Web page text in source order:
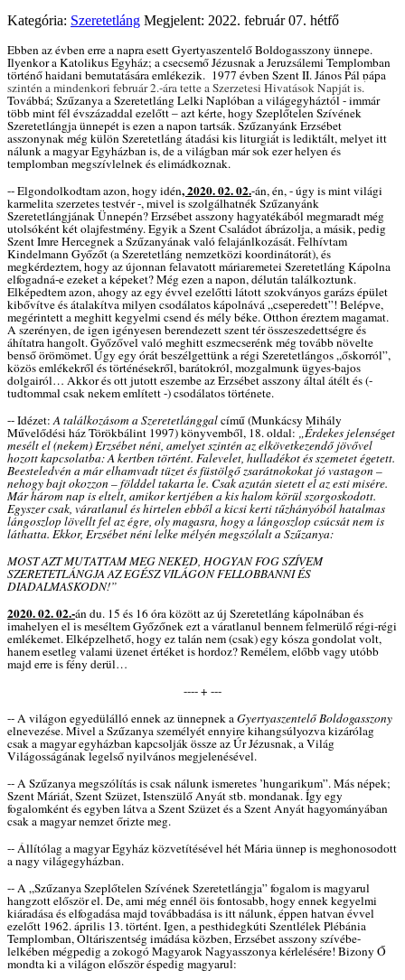
Kategória: Szeretetláng Megjelent: 2022. február 07. hétfő
Ebben az évben erre a napra esett Gyertyaszentelő Boldogasszony ünnepe.
Ilyenkor a Katolikus Egyház; a csecsemő Jézusnak a Jeruzsálemi Templomban
történő hajdani bemutatására emlékezik. 1977 évben Szent II. János Pál pápa
szintén a mindenkori február 2.-ára tette a Szerzetesi Hivatások Napját is.
Továbbá; Szűzanya a Szeretetláng Lelki Naplóban a világegyháztól - immár
több mint fél évszázaddal ezelőtt – azt kérte, hogy Szeplőtelen Szívének
Szeretetlángja ünnepét is ezen a napon tartsák. Szűzanyánk Erzsébet
asszonynak még külön Szeretetláng átadási kis liturgiát is lediktált, melyet itt
nálunk a magyar Egyházban is, de a világban már sok ezer helyen és
templomban megszívlelnek és elimádkoznak.
-- Elgondolkodtam azon, hogy idén, 2020. 02. 02.-án, én, - úgy is mint világi
karmelita szerzetes testvér -, mivel is szolgálhatnék Szűzanyánk
Szeretetlángjának Ünnepén? Erzsébet asszony hagyatékából megmaradt még
utolsóként két olajfestmény. Egyik a Szent Családot ábrázolja, a másik, pedig
Szent Imre Hercegnek a Szűzanyának való felajánlkozását. Felhívtam
Kindelmann Győzőt (a Szeretetláng nemzetközi koordinátorát), és
megkérdeztem, hogy az újonnan felavatott máriaremetei Szeretetláng Kápolna
elfogadná-e ezeket a képeket? Még ezen a napon, délután találkoztunk.
Elképedtem azon, ahogy az egy évvel ezelőtti látott szokványos garázs épület
kibővítve és átalakítva milyen csodálatos kápolnává „cseperedett”! Belépve,
megérintett a meghitt kegyelmi csend és mély béke. Otthon éreztem magamat.
A szerényen, de igen igényesen berendezett szent tér összeszedettségre és
áhítatra hangolt. Győzővel való meghitt eszmecserénk még tovább növelte
benső örömömet. Úgy egy órát beszélgettünk a régi Szeretetlángos „őskorról”,
közös emlékekről és történésekről, barátokról, mozgalmunk ügyes-bajos
dolgairól… Akkor és ott jutott eszembe az Erzsébet asszony által átélt és (-
tudtommal csak nekem említett -) csodálatos története.
-- Idézet:A találkozásom a Szeretetlánggalcímű (Munkácsy Mihály
Művelődési ház Törökbálint 1997) könyvemből, 18. oldal:„Érdekes jelenséget
mesélt el (nekem) Erzsébet néni, amelyet szintén az elkövetkezendő jövővel
hozott kapcsolatba: A kertben történt. Falevelet, hulladékot és szemetet égetett.
Beesteledvén a már elhamvadt tüzet és füstölgő zsarátnokokat jó vastagon –
nehogy bajt okozzon – földdel takarta le. Csak azután sietett el az esti misére.
Már három nap is eltelt, amikor kertjében a kis halom körül szorgoskodott.
Egyszer csak, váratlanul és hirtelen ebből a kicsi kerti tűzhányóból hatalmas
lángoszlop lövellt fel az égre, oly magasra, hogy a lángoszlop csúcsát nem is
láthatta. Ekkor, Erzsébet néni lelke mélyén megszólalt a Szűzanya:
MOST AZT MUTATTAM MEG NEKED, HOGYAN FOG SZÍVEM
SZERETETLÁNGJA AZ EGÉSZ VILÁGON FELLOBBANNI ÉS
DIADALMASKODN!”
2020. 02. 02.-án du. 15 és 16 óra között az új Szeretetláng kápolnában és
imahelyen el is meséltem Győzőnek ezt a váratlanul bennem felmerülő régi-régi
emlékemet. Elképzelhető, hogy ez talán nem (csak) egy kósza gondolat volt,
hanem esetleg valami üzenet értéket is hordoz? Remélem, előbb vagy utóbb
majd erre is fény derül…
---- + ---
-- A világon egyedülálló ennek az ünnepnek aGyertyaszentelő Boldogasszony
elnevezése. Mivel a Szűzanya személyét ennyire kihangsúlyozva kizárólag
csak a magyar egyházban kapcsolják össze az Úr Jézusnak, a Világ
Világosságának legelső nyilvános megjelenésével.
-- A Szűzanya megszólítás is csak nálunk ismeretes ’hungarikum”. Más népek;
Szent Máriát, Szent Szüzet, Istenszülő Anyát stb. mondanak. Így egy
fogalomként és egyben látva a Szent Szüzet és a Szent Anyát hagyományában
csak a magyar nemzet őrizte meg.
-- Állítólag a magyar Egyház közvetítésével hét Mária ünnep is meghonosodott
a nagy világegyházban.
-- A „Szűzanya Szeplőtelen Szívének Szeretetlángja” fogalom is magyarul
hangzott először el. De, ami még ennél öis fontosabb, hogy ennek kegyelmi
kiáradása és elfogadása majd továbbadása is itt nálunk, éppen hatvan évvel
ezelőtt 1962. április 13. történt. Igen, a pesthidegkúti Szentlélek Plébánia
Templomban, Oltáriszentség imádása közben, Erzsébet asszony szívébe-
lelkében mégpedig a zokogó Magyarok Nagyasszonya kérlelésére! Bizony Ő
mondta ki a világon először éspedig magyarul: